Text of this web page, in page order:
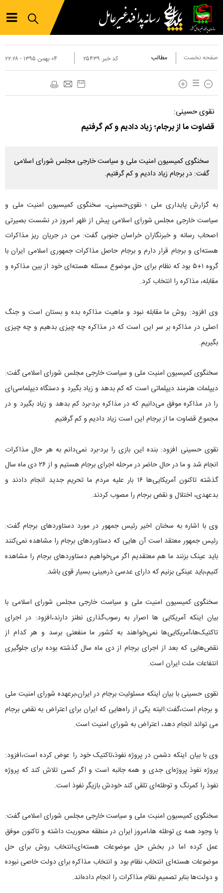
صفحه نخست مطالب ۰۴ بهمن ۱۳۹۵ - ۲۲:۲۸ کد خبر:۲۵۴۳۹
نقوی حسینی:
قضاوت ما از برجام؛ زیاد دادیم و کم گرفتیم
سخنگوی کمیسیون امنیت ملی و سیاست خارجی مجلس شورای اسلامی
گفت: در برجام زیاد دادیم و کم گرفتیم.
به گزارش پایداری ملی ؛ نقوی‌حسینی، سخنگوی کمیسیون امنیت ملی و
سیاست خارجی مجلس شورای اسلامی پیش از ظهر امروز در نشست بصیرتی
اصحاب رسانه و خبرنگاران خراسان جنوبی گفت: من در جریان ریز مذاکرات
هسته‌ای و برجام قرار دارم و برجام حاصل مذاکرات جمهوری اسلامی ایران با
گروه ۱+۵ بود که نظام برای حل موضوع مسئله هسته‌ای خود از بین مذاکره و
مقابله، مذاکره را انتخاب کرد.
وی افزود: روش ما مقابله نبود و ماهیت مذاکره بده و بستان است و جنگ
اصلی در مذاکره بر سر این است که در مذاکره چه چیزی بدهیم و چه چیزی
بگیریم.
سخنگوی کمیسیون امنیت ملی و سیاست خارجی مجلس شورای اسلامی گفت:
دیپلمات هنرمند دیپلماتی است که کم بدهد و زیاد بگیرد و دستگاه دیپلماسی‌ای
را در مذاکره موفق می‌دانیم که در مذاکره برد-برد کم بدهد و زیاد بگیرد و در
مجموع قضاوت ما از برجام این است زیاد دادیم و کم گرفتیم.
نقوی حسینی افزود: بنده این بازی را برد-برد نمی‌دانم به هر حال مذاکرات
انجام شد و ما در حال حاضر در مرحله اجرای برجام هستیم و از ۲۶ دی ماه سال
گذشته تاکنون آمریکایی‌ها ۱۶ بار علیه مردم ما تحریم جدید انجام دادند و
بدعهدی، اختلال و نقض برجام را مصوب کردند.
وی با اشاره به سخنان اخیر رئیس جمهور در مورد دستاوردهای برجام گفت:
رئیس جمهور معتقد است آن هایی که دستاوردهای برجام را مشاهده نمی‌کنند
باید عینک بزنند ما هم معتقدیم اگر می‌خواهیم دستاوردهای برجام را مشاهده
کنیم،باید عینکی بزنیم که دارای عدسی ذره‌بینی بسیار قوی باشد.
سخنگوی کمیسیون امنیت ملی و سیاست خارجی مجلس شورای اسلامی با
بیان اینکه آمریکایی ها اصرار به رسوب‌گذاری نطنز دارند،افزود: در اجرای
تاکتیک‌ها،آمریکایی‌ها نمی‌خواهند به کشور ما منفعتی برسد و هر کدام از
نقض‌هایی که بعد از اجرای برجام از دی ماه سال گذشته بوده برای جلوگیری
انتفاعات ملت ایران است.
نقوی حسینی با بیان اینکه مسئولیت برجام در ایران،برعهده شورای امنیت ملی
و برجام است،گفت:البته یکی از راه‌هایی که ایران برای اعتراض به نقض برجام
می تواند انجام دهد، اعتراض به شورای امنیت است.
وی با بیان اینکه دشمن در پروژه نفوذ،تاکتیک خود را عوض کرده است،افزود:
پروژه نفوذ پروژه‌ای جدی و همه جانبه است و اگر کسی تلاش کند که پروژه
نفوذ را کمرنگ و توطئه‌ای تلقی کند خودش بازیگر نفوذ است.
سخنگوی کمیسیون امنیت ملی و سیاست خارجی مجلس شورای اسلامی گفت:
با وجود همه ی توطئه ها،امروز ایران در منطقه محوریت داشته و تاکنون موفق
عمل کرده اما در بخش حل موضوعات هسته‌ای،انتخاب روش برای حل
موضوعات هسته‌ای انتخاب نظام بود و انتخاب مذاکره برای دولت خاصی نبوده
و دولت‌ها بنابر تصمیم نظام مذاکرات را انجام داده‌اند.